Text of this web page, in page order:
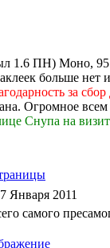
1.6 ПН) Моно, 95
больше нет
за сбор
Огромное
Снупа на
Января 2011
самого